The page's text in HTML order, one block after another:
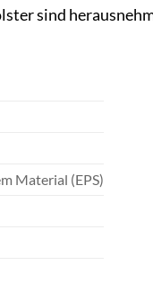
sind
Material (EPS)